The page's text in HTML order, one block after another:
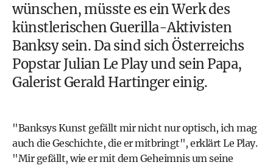
wünschen, müsste es ein Werk des
künstlerischen Guerilla-Aktivisten
Banksy sein. Da sind sich Österreichs
Popstar Julian Le Play und sein Papa,
Galerist Gerald Hartinger einig.
"Banksys Kunst gefällt mir nicht nur optisch, ich mag
auch die Geschichte, die er mitbringt", erklärt Le Play.
"Mir gefällt, wie er mit dem Geheimnis um seine